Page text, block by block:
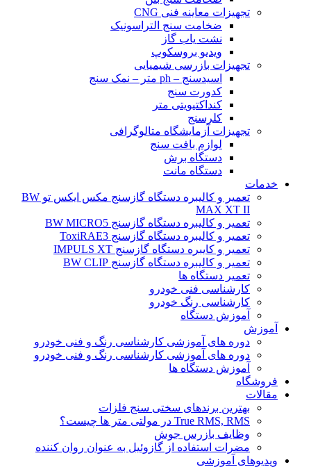
تجهیزات معاینه فنی CNG
ضخامت سنج التراسونیک
نشت یاب گاز
ویدیو بروسکوپ
تجهیزات بازرسی شیمیایی
اسیدسنج – ph متر – نمک سنج
کدورت سنج
کنداکتیویتی متر
کلرسنج
تجهیزات آزمایشگاه متالوگرافی
لوازم بافت سنج
دستگاه برش
دستگاه مانت
خدمات
تعمیر و کالیبره دستگاه گازسنج مکس ایکس تو BW
MAX XT II
تعمیر و کالیبره دستگاه گازسنج BW MICRO5
تعمیر و کالیبره دستگاه گازسنج ToxiRAE3
تعمیر و کایبره دستگاه گازسنج IMPULS XT
تعمیر و کالیبره دستگاه گازسنج BW CLIP
تعمیر دستگاه ها
کارشناسی فنی خودرو
کارشناسی رنگ خودرو
آموزش دستگاه
آموزش
دوره های آموزشی کارشناسی رنگ و فنی خودرو
دوره های آموزشی کارشناسی رنگ و فنی خودرو
آموزش دستگاه ها
فروشگاه
مقالات
بهترین برندهای سختی سنج فلزات
True RMS, RMS در مولتی متر ها چیست؟
وظایف بازرس جوش
مضرات استفاده از گازوئیل به عنوان روان کننده
ویدیوهای آموزشی